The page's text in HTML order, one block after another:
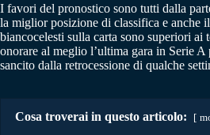
I favori del pronostico sono tutti dalla
la miglior posizione di classifica e anche
biancocelesti sulla carta sono superiori ai
onorare al meglio l’ultima gara in Serie
sancito dalla retrocessione di qualche
Cosa troverai in questo articolo: